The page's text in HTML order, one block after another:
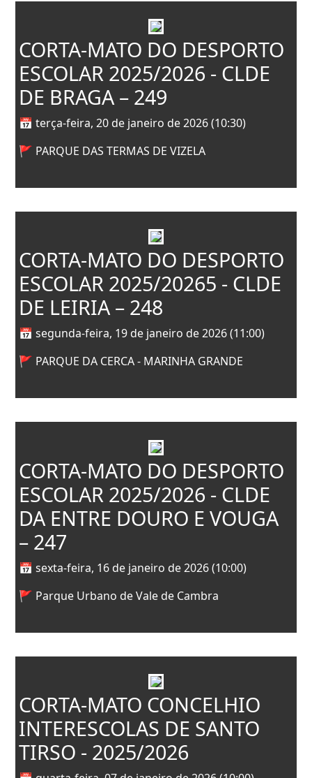
CORTA-MATO DO DESPORTO
ESCOLAR 2025/2026 - CLDE
DE BRAGA – 249
📅 terça-feira, 20 de janeiro de 2026 (10:30)
🚩 PARQUE DAS TERMAS DE VIZELA
CORTA-MATO DO DESPORTO
ESCOLAR 2025/20265 - CLDE
DE LEIRIA – 248
📅 segunda-feira, 19 de janeiro de 2026 (11:00)
🚩 PARQUE DA CERCA - MARINHA GRANDE
CORTA-MATO DO DESPORTO
ESCOLAR 2025/2026 - CLDE
DA ENTRE DOURO E VOUGA
– 247
📅 sexta-feira, 16 de janeiro de 2026 (10:00)
🚩 Parque Urbano de Vale de Cambra
CORTA-MATO CONCELHIO
INTERESCOLAS DE SANTO
TIRSO - 2025/2026